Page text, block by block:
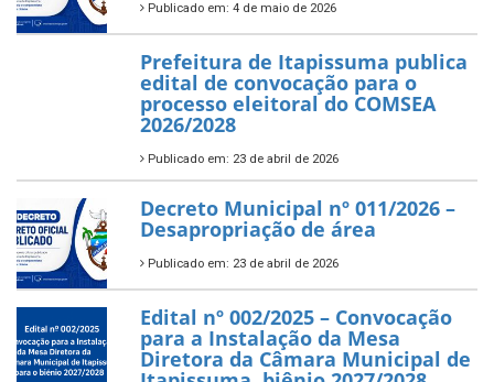
Publicado em: 4 de maio de 2026
Prefeitura de Itapissuma publica
edital de convocação para o
processo eleitoral do COMSEA
2026/2028
Publicado em: 23 de abril de 2026
Decreto Municipal nº 011/2026 –
Desapropriação de área
Publicado em: 23 de abril de 2026
Edital nº 002/2025 – Convocação
para a Instalação da Mesa
Diretora da Câmara Municipal de